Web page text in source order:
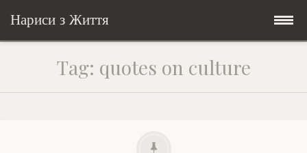
Нариси з Життя
content
Tag: quotes on culture